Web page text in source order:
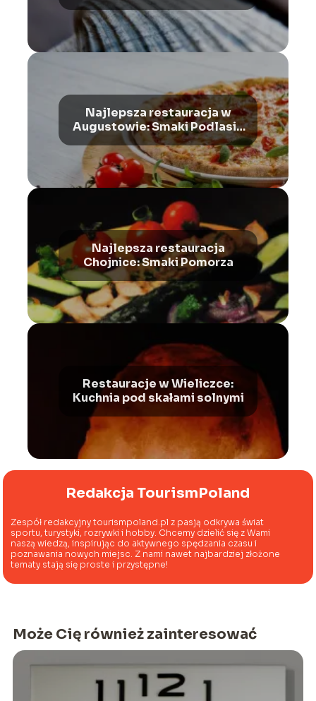
Najlepsza restauracja w
Augustowie: Smaki Podlasia
i Suwalszczyzny
Najlepsza restauracja
Chojnice: Smaki Pomorza
Restauracje w Wieliczce:
Kuchnia pod skałami solnymi
Redakcja TourismPoland
Zespół redakcyjny tourismpoland.pl z pasją odkrywa świat
sportu, turystyki, rozrywki i hobby. Chcemy dzielić się z Wami
naszą wiedzą, inspirując do aktywnego spędzania czasu i
poznawania nowych miejsc. Z nami nawet najbardziej złożone
tematy stają się proste i przystępne!
Może Cię również zainteresować